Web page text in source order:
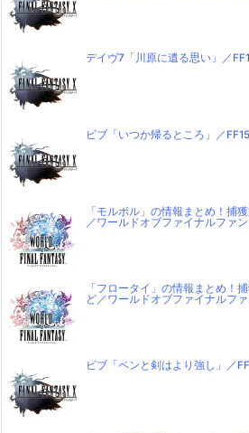
デイヴ7「川原に遺る思い」／
ビブ「いつか帰るところ」／
「モルボル」の情報まとめ！捕
／ワールドオブファイナルファ
「フロータイ」の情報まとめ！
ど／ワールドオブファイナルフ
ビブ「ペンと剣はより強し」／